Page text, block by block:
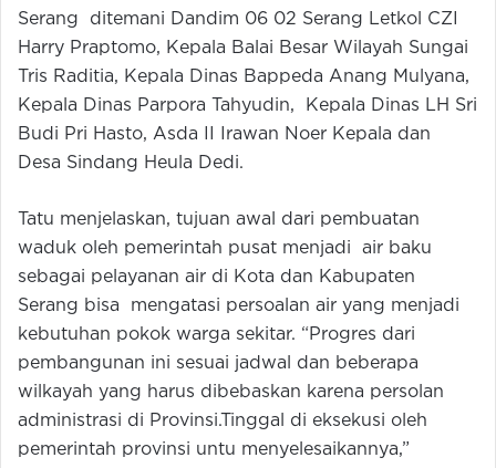
Serang ditemani Dandim 06 02 Serang Letkol CZI
Harry Praptomo, Kepala Balai Besar Wilayah Sungai
Tris Raditia, Kepala Dinas Bappeda Anang Mulyana,
Kepala Dinas Parpora Tahyudin, Kepala Dinas LH Sri
Budi Pri Hasto, Asda II Irawan Noer Kepala dan
Desa Sindang Heula Dedi.
Tatu menjelaskan, tujuan awal dari pembuatan
waduk oleh pemerintah pusat menjadi air baku
sebagai pelayanan air di Kota dan Kabupaten
Serang bisa mengatasi persoalan air yang menjadi
kebutuhan pokok warga sekitar. “Progres dari
pembangunan ini sesuai jadwal dan beberapa
wilkayah yang harus dibebaskan karena persolan
administrasi di Provinsi.Tinggal di eksekusi oleh
pemerintah provinsi untu menyelesaikannya,”